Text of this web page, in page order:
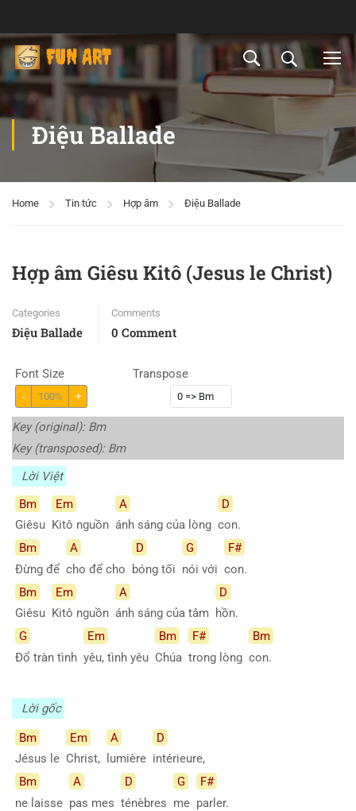
Điệu Ballade
Home Tin tức Hợp âm Điệu Ballade
Hợp âm Giêsu Kitô (Jesus le Christ)
Categories
Điệu Ballade
Comments
0 Comment
Font Size
- 100% +
Transpose
Key (original): Bm
Key (transposed): Bm
Lời Việt
Bm
Giêsu
Em
Kitô nguồn
A
ánh sáng của lòng
D
con.
Bm
Đừng để
A
cho để cho
D
bóng tối
G
nói với
F#
con.
Bm
Giêsu
Em
Kitô nguồn
A
ánh sáng của tâm
D
hồn.
G
Đổ tràn tình
Em
yêu, tình yêu
Bm
Chúa
F#
trong lòng
Bm
con.
Lời gốc
Bm
Jésus le
Em
Christ,
A
lumière
D
intérieure,
Bm
ne laisse
A
pas mes
D
ténèbres
G
me
F#
parler.